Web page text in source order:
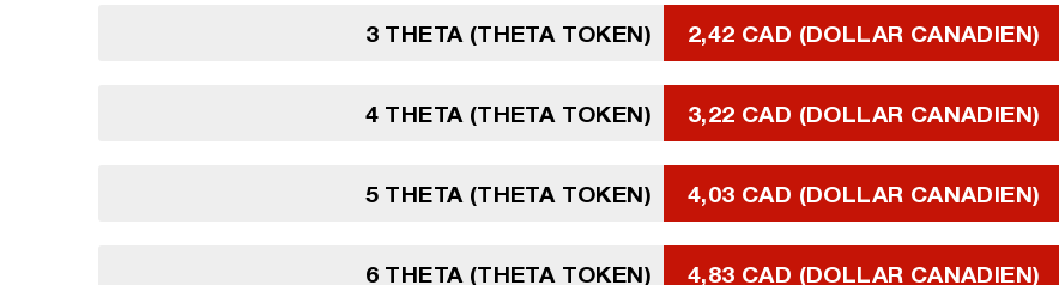
3 THETA (THETA TOKEN) 2,42 CAD (DOLLAR CANADIEN)
4 THETA (THETA TOKEN) 3,22 CAD (DOLLAR CANADIEN)
5 THETA (THETA TOKEN) 4,03 CAD (DOLLAR CANADIEN)
6 THETA (THETA TOKEN) 4,83 CAD (DOLLAR CANADIEN)